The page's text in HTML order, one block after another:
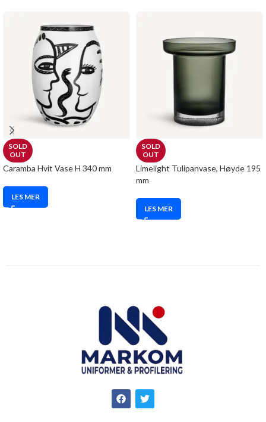
SOLD
OUT
Caramba Hvit Vase H 340 mm
LES MER
SOLD
OUT
Limelight Tulipanvase, Høyde 195
mm
LES MER